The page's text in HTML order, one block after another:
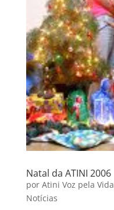
Natal da ATINI 2006
por Atini Voz pela Vida
Notícias